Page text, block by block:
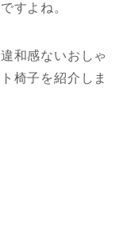
すよね。
和感ないおしゃ
椅子を紹介しま